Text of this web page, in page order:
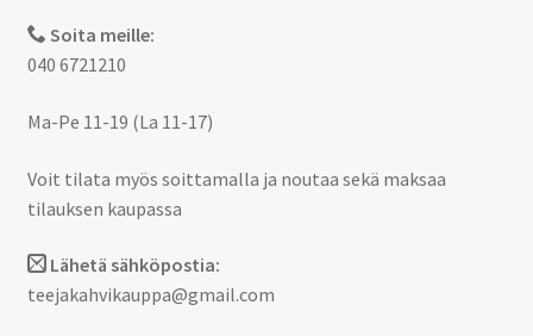
Soita meille:
040 6721210
Ma-Pe 11-19 (La 11-17)
Voit tilata myös soittamalla ja noutaa sekä maksaa
tilauksen kaupassa
Lähetä sähköpostia:
teejakahvikauppa@gmail.com